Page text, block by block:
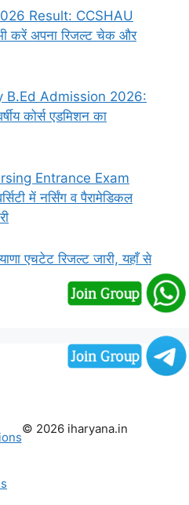
Result: CCSHAU
करें अपना रिजल्ट चेक और
B.Ed Admission 2026:
कोर्स एडमिशन का
Entrance Exam
में नर्सिंग व पैरामेडिकल
एचटेट रिजल्ट जारी, यहाँ से
© 2026 iharyana.in